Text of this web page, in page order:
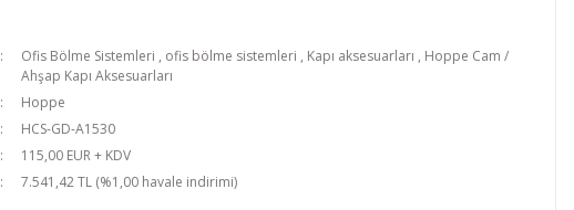
Ofis Bölme Sistemleri , ofis bölme sistemleri , Kapı aksesuarları , Hoppe Cam /
Ahşap Kapı Aksesuarları
Hoppe
HCS-GD-A1530
115,00 EUR + KDV
7.541,42 TL (%1,00 havale indirimi)